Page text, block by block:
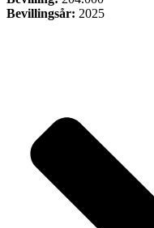
Bevillingsår: 2025